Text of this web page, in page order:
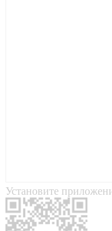
Установите